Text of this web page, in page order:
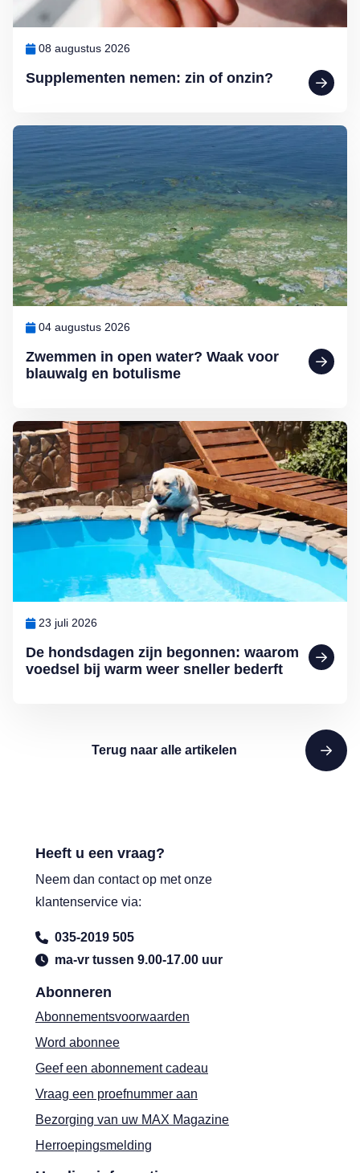
Supplementen nemen: zin of onzin?
08 augustus 2026
Zwemmen in open water? Waak voor
blauwalg en botulisme
04 augustus 2026
Lees meer over Zwemmen in open water? Waak voor blauwalg en
De hondsdagen zijn begonnen: waarom
voedsel bij warm weer sneller bederft
23 juli 2026
Lees meer over De hondsdagen zijn begonnen: waarom voedsel
Terug naar alle artikelen
Abonneren
Abonnementsvoorwaarden
Word abonnee
Geef een abonnement cadeau
Vraag een proefnummer aan
Bezorging van uw MAX Magazine
Herroepingsmelding
Heeft u een vraag?
Neem dan contact op met onze
klantenservice via:
035-2019 505
ma-vr tussen 9.00-17.00 uur